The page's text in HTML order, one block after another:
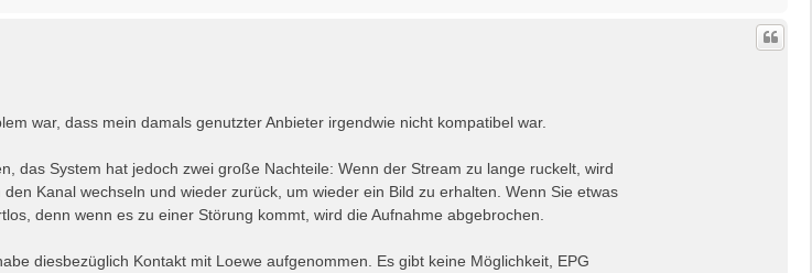
c
o
war, dass mein damals genutzter Anbieter irgendwie nicht kompatibel war.
das System hat jedoch zwei große Nachteile: Wenn der Stream zu lange ruckelt, wird
Kanal wechseln und wieder zurück, um wieder ein Bild zu erhalten. Wenn Sie etwas
denn wenn es zu einer Störung kommt, wird die Aufnahme abgebrochen.
diesbezüglich Kontakt mit Loewe aufgenommen. Es gibt keine Möglichkeit, EPG